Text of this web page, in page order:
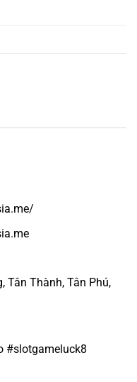
Tân Thành, Tân Phú,
#slotgameluck8